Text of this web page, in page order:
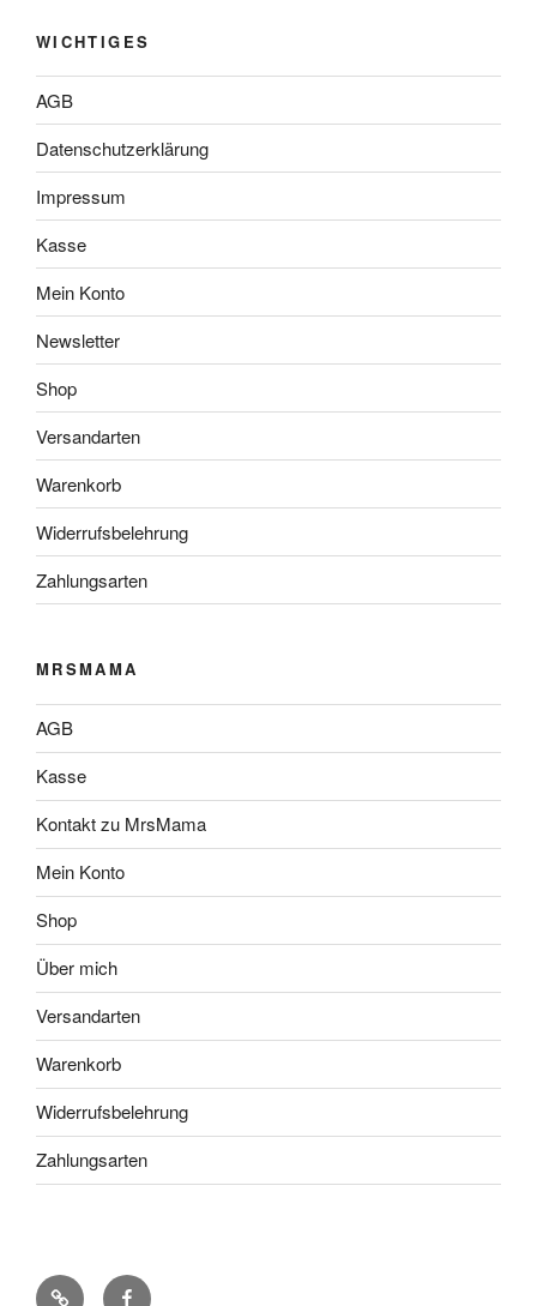
WICHTIGES
AGB
Datenschutzerklärung
Impressum
Kasse
Mein Konto
Newsletter
Shop
Versandarten
Warenkorb
Widerrufsbelehrung
Zahlungsarten
MRSMAMA
AGB
Kasse
Kontakt zu MrsMama
Mein Konto
Shop
Über mich
Versandarten
Warenkorb
Widerrufsbelehrung
Zahlungsarten
Pinterest Facebook